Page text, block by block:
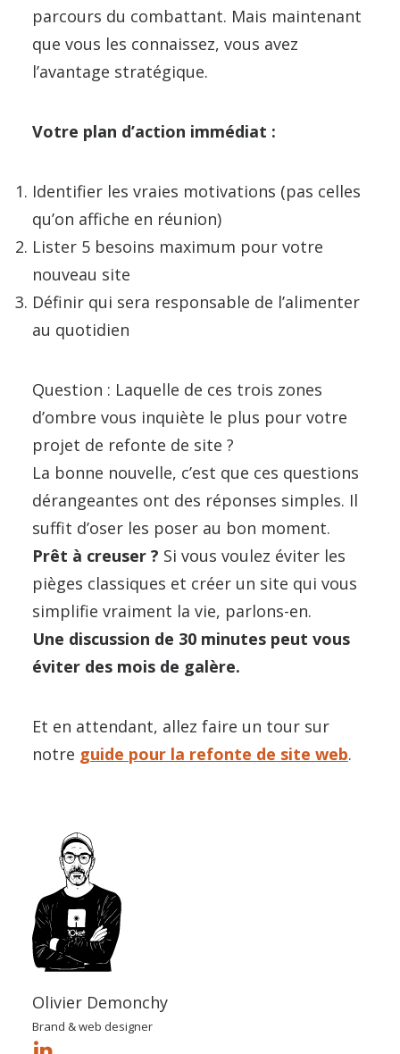
parcours du combattant. Mais maintenant
que vous les connaissez, vous avez
l’avantage stratégique.
Votre plan d’action immédiat :
Identifier les vraies motivations (pas celles
qu’on affiche en réunion)
Lister 5 besoins maximum pour votre
nouveau site
Définir qui sera responsable de l’alimenter
au quotidien
Question : Laquelle de ces trois zones
d’ombre vous inquiète le plus pour votre
projet de refonte de site ?
La bonne nouvelle, c’est que ces questions
dérangeantes ont des réponses simples. Il
suffit d’oser les poser au bon moment.
Prêt à creuser ? Si vous voulez éviter les
pièges classiques et créer un site qui vous
simplifie vraiment la vie, parlons-en.
Une discussion de 30 minutes peut vous
éviter des mois de galère.
Et en attendant, allez faire un tour sur
notre guide pour la refonte de site web.
Olivier Demonchy
Brand & web designer